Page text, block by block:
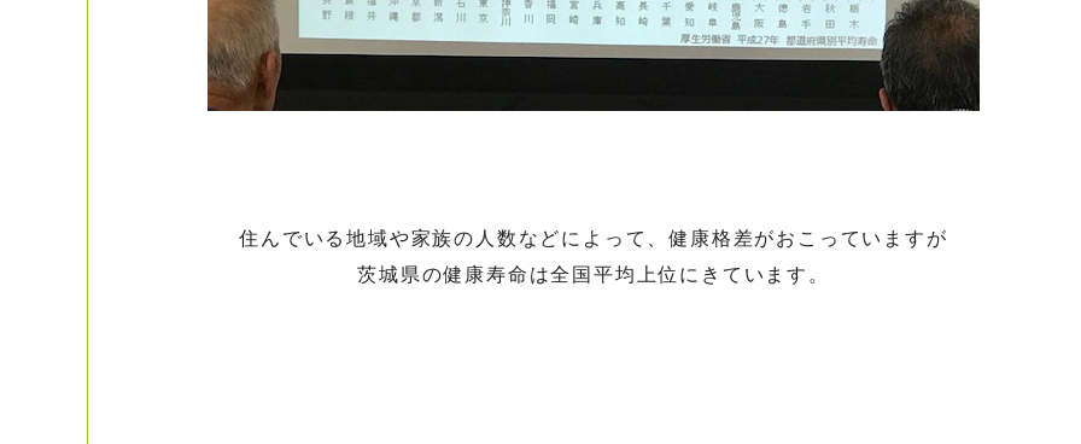
住んでいる地域や家族の人数などによって、健康格差がおこっていますが
茨城県の健康寿命は全国平均上位にきています。